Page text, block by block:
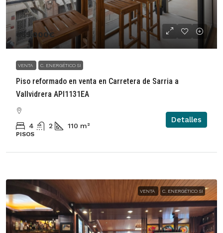
665.000€
VENTA C. ENERGÉTICO SI
Piso reformado en venta en Carretera de Sarria a
Vallvidrera API1131EA
4 2 110 m²
PISOS
Detalles
VENTA C. ENERGÉTICO SI